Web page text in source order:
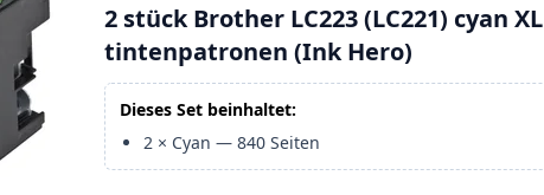
2 stück Brother LC223 (LC221) cyan XL
tintenpatronen (Ink Hero)
Dieses Set beinhaltet:
2 × Cyan —840 Seiten